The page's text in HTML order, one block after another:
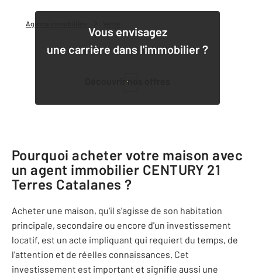
Agence immobilière
Vous envisagez
une carrière dans l'immobilier ?
Découvrir nos offres
Pourquoi acheter votre maison avec
un agent immobilier CENTURY 21
Terres Catalanes ?
Acheter une maison, qu'il s'agisse de son habitation
principale, secondaire ou encore d'un investissement
locatif, est un acte impliquant qui requiert du temps, de
l'attention et de réelles connaissances. Cet
investissement est important et signifie aussi une